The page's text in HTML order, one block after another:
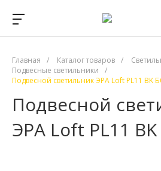
Главная / Каталог товаров /
Подвесные светильники
/
Подвесной светильник ЭРА Loft PL11 BK
Подвесной
ЭРА Loft PL11